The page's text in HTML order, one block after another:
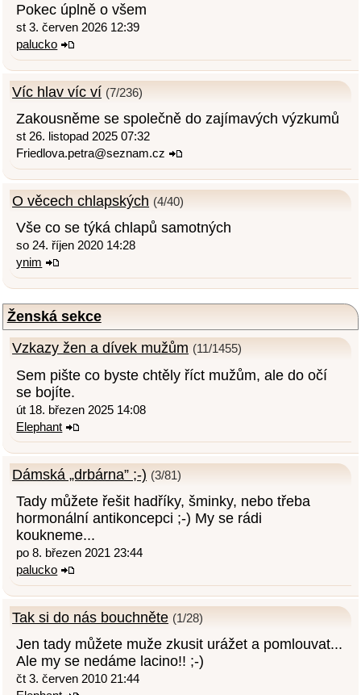
Pokec úplně o všem
st 3. červen 2026 12:39
palucko
Víc hlav víc ví (7/236)
Zakousněme se společně do zajímavých výzkumů
st 26. listopad 2025 07:32
Friedlova.petra@seznam.cz
O věcech chlapských (4/40)
Vše co se týká chlapů samotných
so 24. říjen 2020 14:28
ynim
Ženská sekce
Vzkazy žen a dívek mužům (11/1455)
Sem pište co byste chtěly říct mužům, ale do očí
se bojíte.
út 18. březen 2025 14:08
Elephant
Dámská „drbárna” ;-) (3/81)
Tady můžete řešit hadříky, šminky, nebo třeba
hormonální antikoncepci ;-) My se rádi
koukneme...
po 8. březen 2021 23:44
palucko
Tak si do nás bouchněte (1/28)
Jen tady můžete muže zkusit urážet a pomlouvat...
Ale my se nedáme lacino!! ;-)
čt 3. červen 2010 21:44